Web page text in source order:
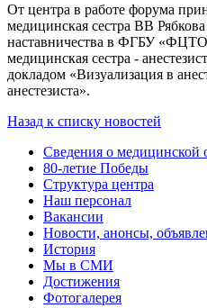
От центра в работе форума
медицинская сестра ВВ
наставничества в ФГБУ
медицинская сестра -
докладом «Визуализация в
анестезиста».
Назад к списку новостей
Сведения о медицинской
80-летие Победы
Структура центра
Наш персонал
Вакансии
Новости, анонсы,
История
Мы в СМИ
Достижения
Фотогалерея